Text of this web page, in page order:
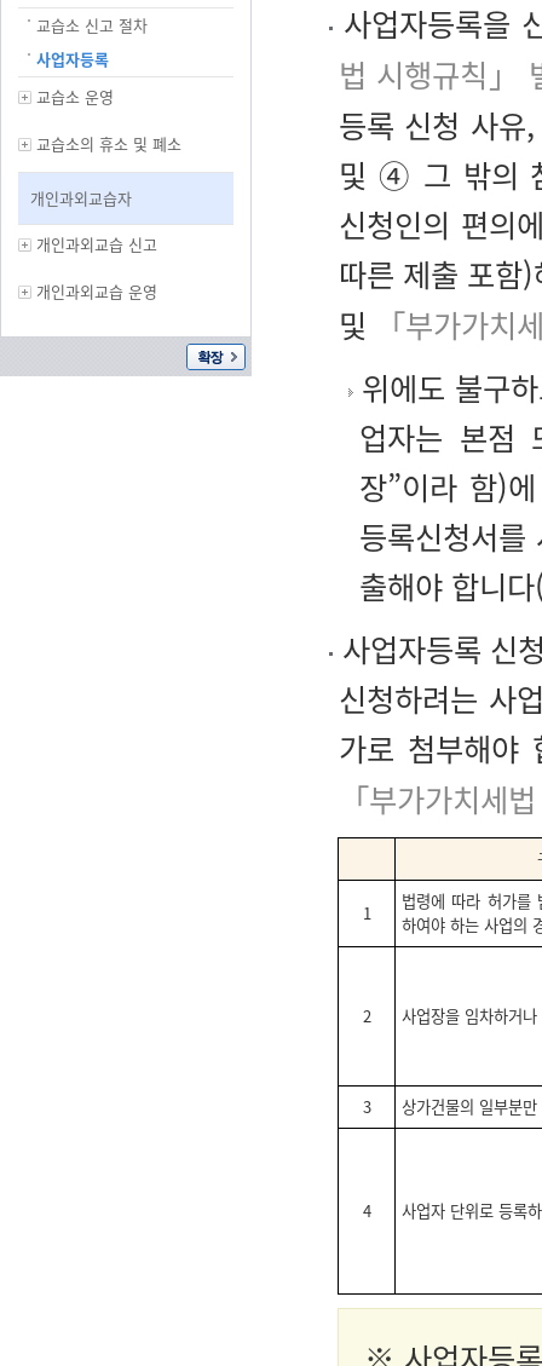
교습소 신고 절차
사업자등록
교습소 운영
교습소의 휴소 및 폐소
개인과외교습자
개인과외교습 신고
개인과외교습 운영
사업자등록을
법 시행규칙」
등록 신청 사
및 ④ 그 밖의
신청인의 편의
따른 제출 포함
및
「부가가치
위에도 불구
업자는 본점
장”이라 함)
등록신청서를
출해야 합니
사업자등록 신
신청하려는 사
가로 첨부해야
「부가가치세
1
법령에 따라 허가를
하여야 하는 사업의
2 사업장을 임차하거
3 상가건물의 일부분
4 사업자 단위로 등록